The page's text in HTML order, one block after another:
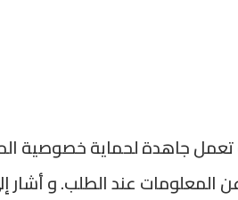
جاهدة لحماية خصوصية
المعلومات عند الطلب. و أشار